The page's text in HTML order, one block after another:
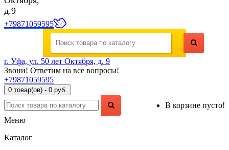
д.9
+79871059595
г. Уфа, ул. 50 лет Октября, д. 9
Звони! Ответим на все вопросы!
+79871059595
0 товар(ов) - 0 руб.
В корзине пусто!
Меню
Каталог